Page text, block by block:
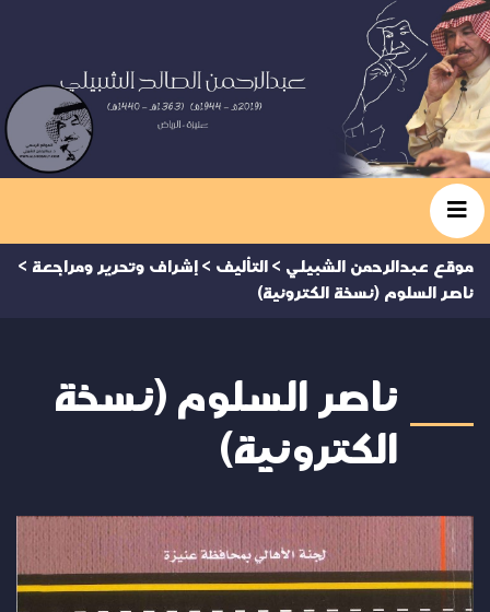
موقع عبدالرحمن الشبيلي > التأليف > إشراف وتحرير ومراجعة >
ناصر السلوم (نسخة الكترونية)
ناصر السلوم (نسخة
الكترونية)